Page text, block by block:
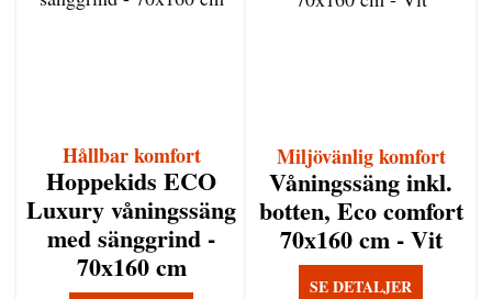
Hållbar komfort
Hoppekids ECO
Luxury våningssäng
med sänggrind -
70x160 cm
Miljövänlig komfort
Våningssäng inkl.
botten, Eco comfort
70x160 cm - Vit
SE DETALJER